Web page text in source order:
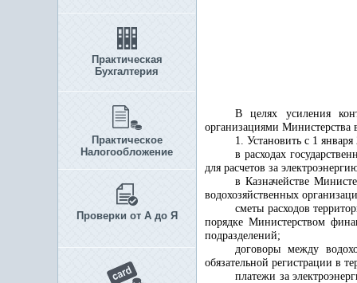
Практическая
Бухгалтерия
Практическое
Налогообложение
Проверки от А до Я
В целях усиления
организациями Министерства
1. Установить с 1
в расходах
для расчетов за
в Казначействе
водохозяйственных
сметы расходов
порядке Министерством
подразделений;
договоры между
обязательной регистрации в
платежи за